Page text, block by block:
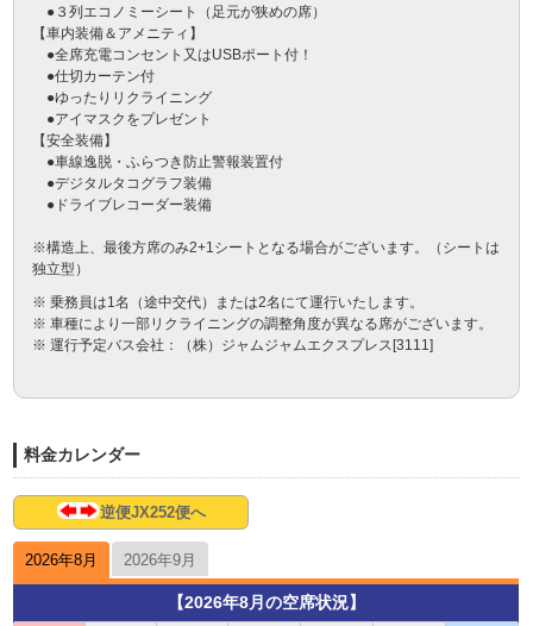
●３列エコノミーシート（足元が狭めの席）
【車内装備＆アメニティ】
●全席充電コンセント又はUSBポート付！
●仕切カーテン付
●ゆったりリクライニング
●アイマスクをプレゼント
【安全装備】
●車線逸脱・ふらつき防止警報装置付
●デジタルタコグラフ装備
●ドライブレコーダー装備
※構造上、最後方席のみ2+1シートとなる場合がございます。（シートは
独立型）
※ 乗務員は1名（途中交代）または2名にて運行いたします。
※ 車種により一部リクライニングの調整角度が異なる席がございます。
※ 運行予定バス会社：（株）ジャムジャムエクスプレス[3111]
料金カレンダー
逆便JX252便へ
2026年8月 2026年9月
【2026年8月の空席状況】